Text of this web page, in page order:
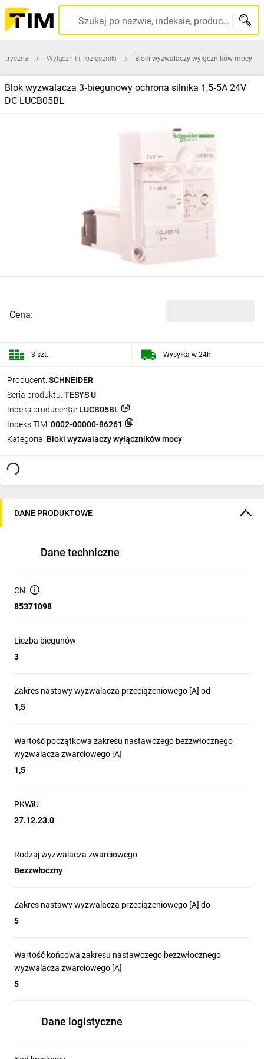
Szukaj po nazwie, indeksie, producencie, kodzie kreskowym...
Wyłączniki, rozłączniki Bloki wyzwalaczy wyłączników mocy
Blok wyzwalacza 3‑biegunowy ochrona silnika 1,5‑5A 24V
DC LUCB05BL
Producent: SCHNEIDER
Seria produktu: TESYS U
Indeks producenta: LUCB05BL
Indeks TIM: 0002-00000-86261
Kategoria: Bloki wyzwalaczy wyłączników mocy
Cena:
3 szt. Wysyłka w 24h
DANE PRODUKTOWE
Dane techniczne
CN
85371098
Liczba biegunów
3
Zakres nastawy wyzwalacza przeciążeniowego [A] od
1,5
Wartość początkowa zakresu nastawczego bezzwłocznego
wyzwalacza zwarciowego [A]
1,5
PKWiU
27.12.23.0
Rodzaj wyzwalacza zwarciowego
Bezzwłoczny
Zakres nastawy wyzwalacza przeciążeniowego [A] do
5
Wartość końcowa zakresu nastawczego bezzwłocznego
wyzwalacza zwarciowego [A]
5
Dane logistyczne